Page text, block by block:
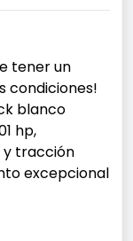
tener un
condiciones!
blanco
hp,
y tracción
excepcional